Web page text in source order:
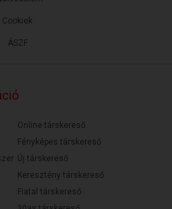
ÁSZF
Cookiek
Online társkereső
Fényképes társkereső
Új társkereső
Keresztény társkereső
Fiatal társkereső